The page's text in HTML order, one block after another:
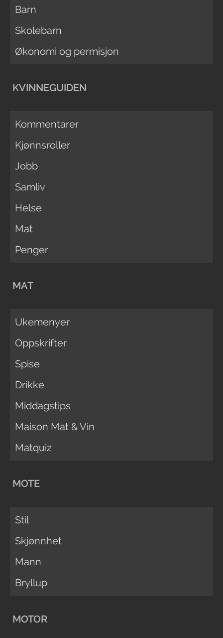
Barn
Skolebarn
Økonomi og permisjon
KVINNEGUIDEN
Kommentarer
Kjønnsroller
Jobb
Samliv
Helse
Mat
Penger
MAT
Ukemenyer
Oppskrifter
Spise
Drikke
Middagstips
Maison Mat & Vin
Matquiz
MOTE
Stil
Skjønnhet
Mann
Bryllup
MOTOR